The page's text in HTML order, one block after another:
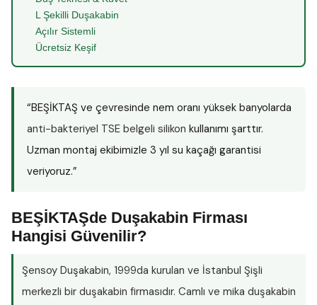
L Şekilli Duşakabin
Açılır Sistemli
Ücretsiz Keşif
“BEŞİKTAŞ ve çevresinde nem oranı yüksek banyolarda
anti-bakteriyel TSE belgeli silikon kullanımı şarttır.
Uzman montaj ekibimizle 3 yıl su kaçağı garantisi
veriyoruz.”
BEŞİKTAŞde Duşakabin Firması
Hangisi Güvenilir?
Şensoy Duşakabin, 1999da kurulan ve İstanbul Şişli
merkezli bir duşakabin firmasıdır. Camlı ve mika duşakabin